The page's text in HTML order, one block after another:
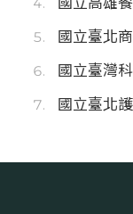
國立臺北
國立臺灣
國立臺北